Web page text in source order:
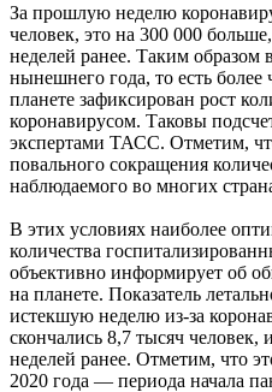
За прошлую неделю
человек, это на 300 000
неделей ранее. Таким образом
нынешнего года, то есть
планете зафиксирован рост
коронавирусом. Таковы
экспертами ТАСС. Отметим,
повального сокращения
наблюдаемого во многих
В этих условиях наиболее
количества
объективно информирует об
на планете. Показатель
истекшую неделю из-за
скончались 8,7 тысяч
неделей ранее. Отметим, что
2020 года — периода начала